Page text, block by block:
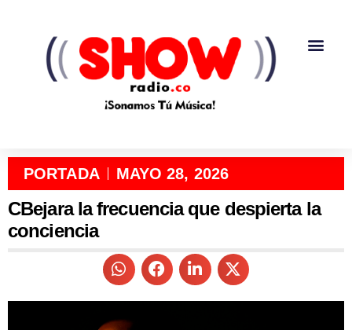
PORTADA MAYO 28, 2026
CBejara la frecuencia que despierta la
conciencia